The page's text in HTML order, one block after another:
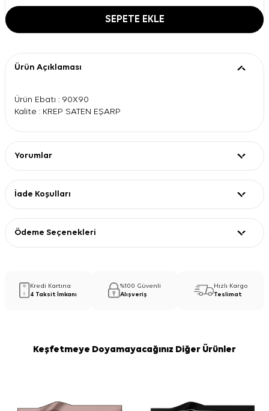
SEPETE EKLE
Ürün Açıklaması
Ürün Ebatı : 90X90
Kalite : KREP SATEN EŞARP
Yorumlar
İade Koşulları
Ödeme Seçenekleri
Kredi Kartına
4 Taksit İmkanı
%100 Güvenli
Alışveriş
Hızlı Kargo
Teslimat
Keşfetmeye Doyamayacağınız Diğer Ürünler